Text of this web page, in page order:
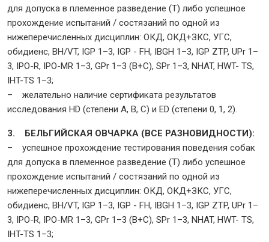
для допуска в племенное разведение (Т) либо успешное
прохождение испытаний / состязаний по одной из
нижеперечисленных дисциплин: ОКД, ОКД+ЗКС, УГС,
обидиенс, BH/VT, IGP 1–3, IGP - FH, IBGH 1–3, IGP ZTP, UPr 1–
3, IPO-R, IPO-MR 1–3, GPr 1–3 (B+C), SPr 1–3, NHAT, HWT- TS,
IHT-TS 1–3;
– желательно наличие сертификата результатов
исследования HD (степени A, B, C) и ED (степени 0, 1, 2).
3. БЕЛЬГИЙСКАЯ ОВЧАРКА (ВСЕ РАЗНОВИДНОСТИ):
– успешное прохождение тестирования поведения собак
для допуска в племенное разведение (Т) либо успешное
прохождение испытаний / состязаний по одной из
нижеперечисленных дисциплин: ОКД, ОКД+ЗКС, УГС,
обидиенс, BH/VT, IGP 1–3, IGP - FH, IBGH 1–3, IGP ZTP, UPr 1–
3, IPO-R, IPO-MR 1–3, GPr 1–3 (B+C), SPr 1–3, NHAT, HWT- TS,
IHT-TS 1–3;